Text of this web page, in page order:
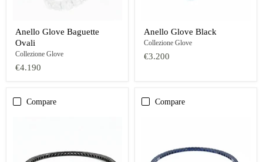
Anello Glove Baguette
Ovali
Collezione Glove
€4.190
Anello Glove Black
Collezione Glove
€3.200
Compare Compare